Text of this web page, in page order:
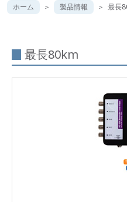
ホーム 製品情報 最長
最長80km